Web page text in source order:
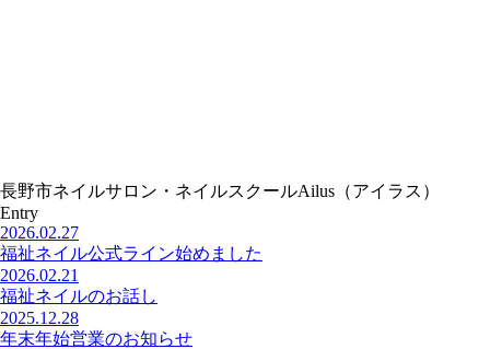
長野市ネイルサロン・ネイルスクールAilus（アイラス）
Entry
2026.02.27
福祉ネイル公式ライン始めました
2026.02.21
福祉ネイルのお話し
2025.12.28
年末年始営業のお知らせ